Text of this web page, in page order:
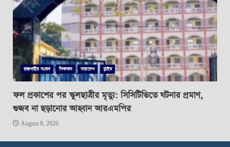
রাজশাহীর সংবাদ শিক্ষাঙ্গন সারাদেশ স্লাইড
ফল প্রকাশের পর স্কুলছাত্রীর মৃত্যু: সিসিটিভিতে ঘটনার প্রমাণ,
গুজব না ছড়ানোর আহ্বান আরএমপির
August 8, 2026